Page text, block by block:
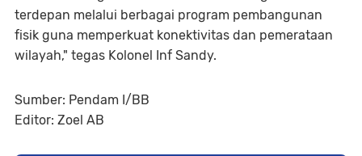
terdepan melalui berbagai program pembangunan
fisik guna memperkuat konektivitas dan pemerataan
wilayah," tegas Kolonel Inf Sandy.
Sumber: Pendam I/BB
Editor: Zoel AB